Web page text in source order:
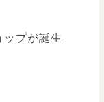
プが誕生